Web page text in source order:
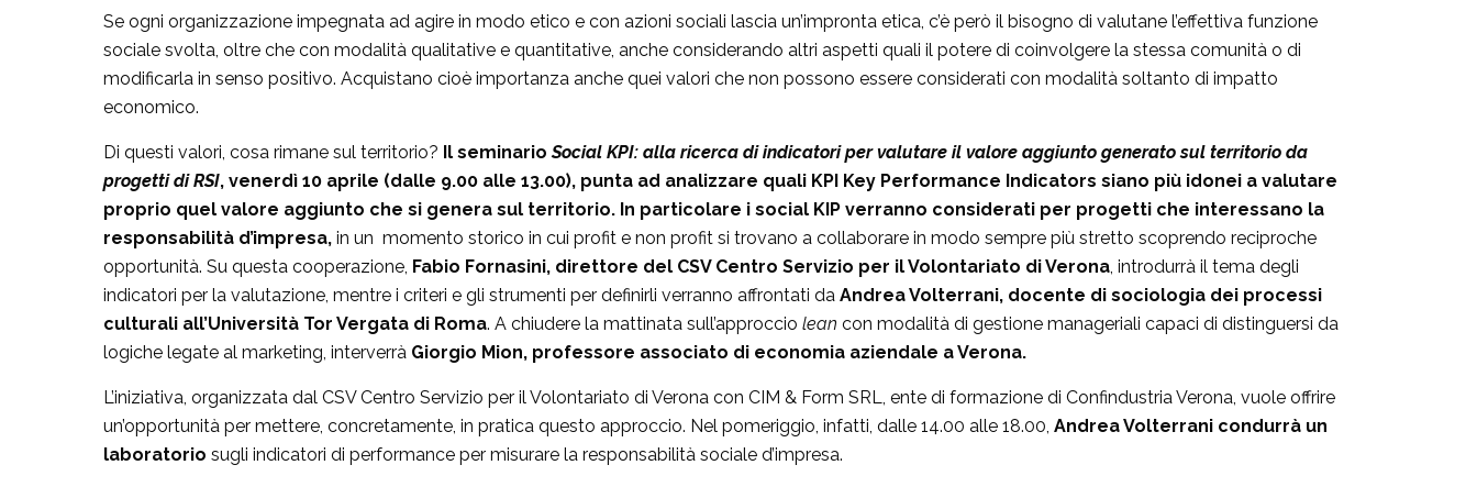
Se ogni organizzazione impegnata ad agire in modo etico e con azioni sociali lascia un’impronta etica, c’è però il bisogno di valutane l’effettiva funzione
sociale svolta, oltre che con modalità qualitative e quantitative, anche considerando altri aspetti quali il potere di coinvolgere la stessa comunità o di
modificarla in senso positivo. Acquistano cioè importanza anche quei valori che non possono essere considerati con modalità soltanto di impatto
economico.
Di questi valori, cosa rimane sul territorio? Il seminarioSocial KPI: alla ricerca di indicatori per valutare il valore aggiunto generato sul territorio da
progetti di RSI, venerdì 10 aprile (dalle 9.00 alle 13.00), punta ad analizzare quali KPI Key Performance Indicators siano più idonei a valutare
proprio quel valore aggiunto che si genera sul territorio. In particolare i social KIP verranno considerati per progetti che interessano la
responsabilità d’impresa,in un momento storico in cui profit e non profit si trovano a collaborare in modo sempre più stretto scoprendo reciproche
opportunità. Su questa cooperazione, Fabio Fornasini, direttore del CSV Centro Servizio per il Volontariato di Verona, introdurrà il tema degli
indicatori per la valutazione, mentre i criteri e gli strumenti per definirli verranno affrontati da Andrea Volterrani, docente di sociologia dei processi
culturali all’Università Tor Vergata di Roma. A chiudere la mattinata sull’approccio lean con modalità di gestione manageriali capaci di distinguersi da
logiche legate al marketing, interverrà Giorgio Mion, professore associato di economia aziendale a Verona.
L’iniziativa, organizzata dal CSV Centro Servizio per il Volontariato di Verona con CIM & Form SRL, ente di formazione di Confindustria Verona, vuole offrire
un’opportunità per mettere, concretamente, in pratica questo approccio. Nel pomeriggio, infatti, dalle 14.00 alle 18.00, Andrea Volterrani condurrà un
laboratorio sugli indicatori di performance per misurare la responsabilità sociale d’impresa.